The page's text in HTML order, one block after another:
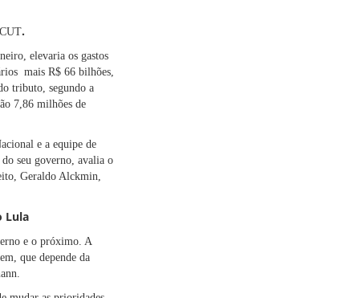
.
elevaria os gastos
mais R$ 66 bilhões,
tributo, segundo a
7,86 milhões de
e a equipe de
seu governo, avalia o
Geraldo Alckmin,
Lula
e o próximo. A
que depende da